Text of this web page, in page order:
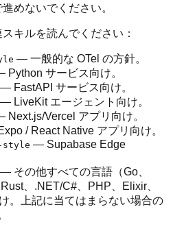
めないでください。
キルを読んでください：
— 一般的な OTel の方針。
Python サービス向け。
— FastAPI サービス向け。
— LiveKit エージェント向け。
Next.js/Vercel アプリ向け。
/ React Native アプリ向け。
style — Supabase Edge
— その他すべての言語（Go、
、.NET/C#、PHP、Elixir、
。上記に当てはまらない場合の